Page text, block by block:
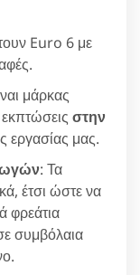
Euro 6 με
μάρκας
στην
εργασίας μας.
: Τα
έτσι ώστε να
φρεάτια
συμβόλαια